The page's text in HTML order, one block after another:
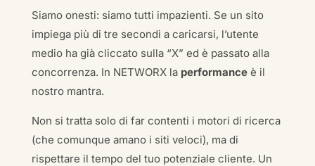
Siamo onesti: siamo tutti impazienti. Se un sito
impiega più di tre secondi a caricarsi, l’utente
medio ha già cliccato sulla “X” ed è passato alla
concorrenza. In NETWORX la performanceè il
nostro mantra.
Non si tratta solo di far contenti i motori di ricerca
(che comunque amano i siti veloci), ma di
rispettare il tempo del tuo potenziale cliente. Un